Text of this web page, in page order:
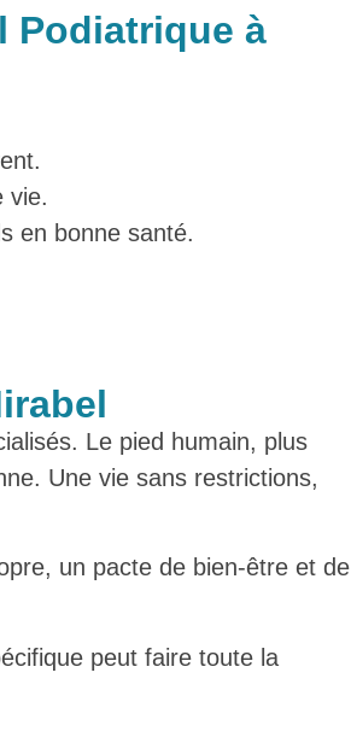
Podiatrique à
vie.
en bonne santé.
Le pied humain, plus
Une vie sans restrictions,
un pacte de bien-être et de
peut faire toute la